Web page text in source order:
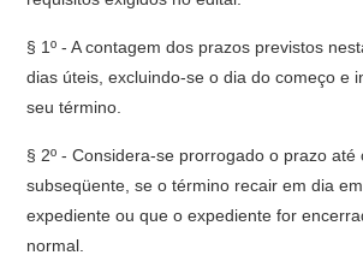
§ 1º - A contagem dos prazos previstos
dias úteis, excluindo-se o dia do começo e
seu término.
§ 2º - Considera-se prorrogado o prazo até
subseqüente, se o término recair em dia
expediente ou que o expediente for
normal.